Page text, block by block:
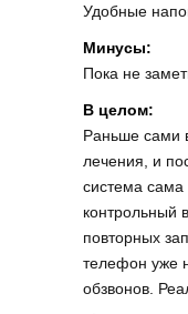
Удобные
Минусы:
Пока не
В целом:
Раньше сами
лечения, и
система
контрольный
повторных
телефон уже
обзвонов.